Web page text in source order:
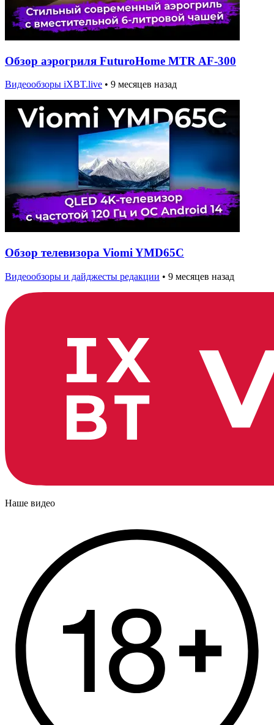
Обзор аэрогриля FuturoHome MTR AF-300
Видеообзоры iXBT.live • 9 месяцев назад
Обзор телевизора Viomi YMD65C
Видеообзоры и дайджесты редакции • 9 месяцев назад
Наше видео